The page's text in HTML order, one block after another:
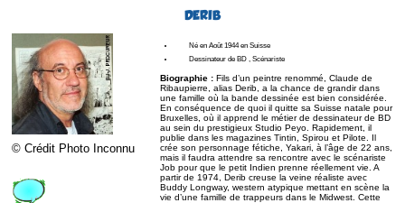
DERIB
© Crédit Photo Inconnu
Né en Août 1944 en Suisse
Dessinateur de BD , Scénariste
Biographie : Fils d’un peintre renommé, Claude de
Ribaupierre, alias Derib, a la chance de grandir dans
une famille où la bande dessinée est bien considérée.
En conséquence de quoi il quitte sa Suisse natale pour
Bruxelles, où il apprend le métier de dessinateur de BD
au sein du prestigieux Studio Peyo. Rapidement, il
publie dans les magazines Tintin, Spirou et Pilote. Il
crée son personnage fétiche, Yakari, à l’âge de 22 ans,
mais il faudra attendre sa rencontre avec le scénariste
Job pour que le petit Indien prenne réellement vie. A
partir de 1974, Derib creuse la veine réaliste avec
Buddy Longway, western atypique mettant en scène la
vie d’une famille de trappeurs dans le Midwest. Cette